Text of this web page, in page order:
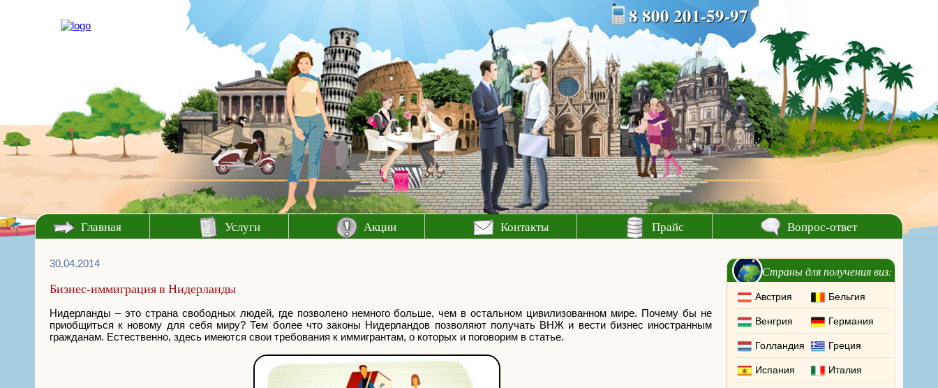
8 800 201-59-97
Главная Услуги Акции Контакты Прайс Вопрос-ответ
Страны для получения виз:
Австрия Бельгия
Венгрия Германия
Голландия Греция
Испания Италия
30.04.2014
Бизнес-иммиграция в Нидерланды
Нидерланды – это страна свободных людей, где позволено немного больше, чем в остальном цивилизованном мире. Почему бы не
приобщиться к новому для себя миру? Тем более что законы Нидерландов позволяют получать ВНЖ и вести бизнес иностранным
гражданам. Естественно, здесь имеются свои требования к иммигрантам, о которых и поговорим в статье.